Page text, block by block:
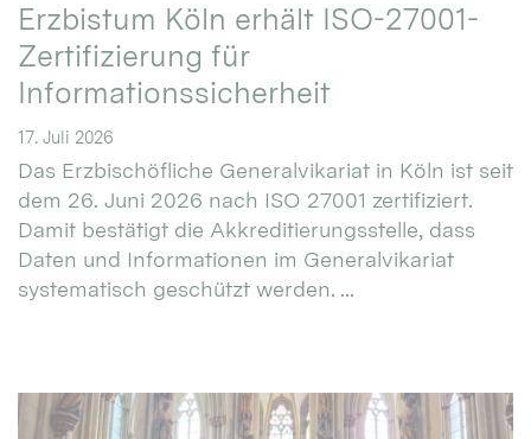
Erzbistum Köln erhält ISO-27001-
Zertifizierung für
Informationssicherheit
17. Juli 2026
Das Erzbischöfliche Generalvikariat in Köln ist seit
dem 26. Juni 2026 nach ISO 27001 zertifiziert.
Damit bestätigt die Akkreditierungsstelle, dass
Daten und Informationen im Generalvikariat
systematisch geschützt werden. ...